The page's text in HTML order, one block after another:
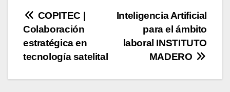
c
e
b
o
o
tt
er
at
s
A
p
p
k
e
dI
n
Inteligencia Artificial
para el ámbito
laboral INSTITUTO
MADERO
COPITEC |
Colaboración
estratégica en
tecnología satelital